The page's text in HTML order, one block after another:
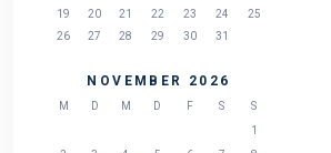
19
20 21 22 23 24
25
26
27 28 29 30 31
NOVEMBER 2026
M D M D F S
S
1